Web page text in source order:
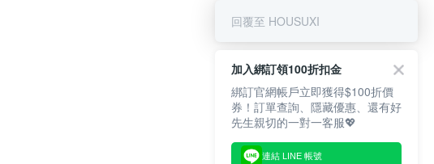
回覆至 HOUSUXI
加入綁訂領100折扣金
綁訂官網帳戶立即獲得$100折價
券！訂單查詢、隱藏優惠、還有好
先生親切的一對一客服💖
連結 LINE 帳號